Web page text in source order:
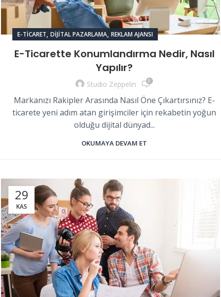
E-TICARET, DIJITAL PAZARLAMA, REKLAM AJANSI
E-Ticarette Konumlandırma Nedir, Nasıl
Yapılır?
Studio Zeppelin 0
Markanızı Rakipler Arasında Nasıl Öne Çıkartırsınız? E-
ticarete yeni adım atan girişimciler için rekabetin yoğun
olduğu dijital dünyad...
OKUMAYA DEVAM ET
29
KAS